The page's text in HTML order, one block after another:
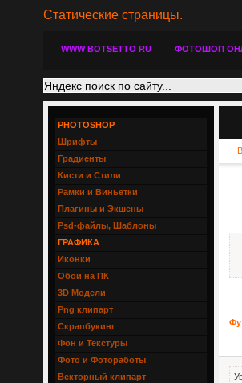
Статические страницы.
WWW BOTSETTO RU ФОТОШОП
PHOTOSHOP
Шрифты
Градиенты
Кисти и Стили
Рамки и Виньетки
Плагины и Экшены
Psd-файлы, Шаблоны
ГРАФИКА
Иконки
Обои на ПК
3D Модели
Png клипарт
Скрапбукинг
Фон и Текстуры
Фото и Фотоработы
Векторный клипарт